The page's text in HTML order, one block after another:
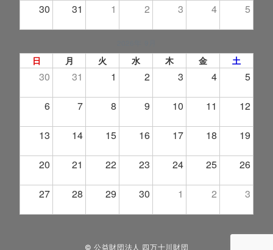
30 31 1 2 3 4 5
日 月 火 水 木 金 土
30 31 1 2 3 4 5
6 7 8 9 10 11 12
13 14 15 16 17 18 19
20 21 22 23 24 25 26
27 28 29 30 1 2 3
© 公益財団法人 四万十川財団